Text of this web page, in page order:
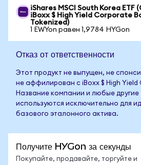
iShares MSCI South Korea ETF
iBoxx $ High Yield Corporate
Tokenized)
1 EWYon равен 1,9784 HYGon
Отказ от ответственности
Этот продукт не выпущен, не
не аффилирован с iBoxx $ High Yield
Название компании и любые другие
используются исключительно для
базового эталонного актива.
Получите HYGon за секунды
Покупайте, продавайте, торгуйте и